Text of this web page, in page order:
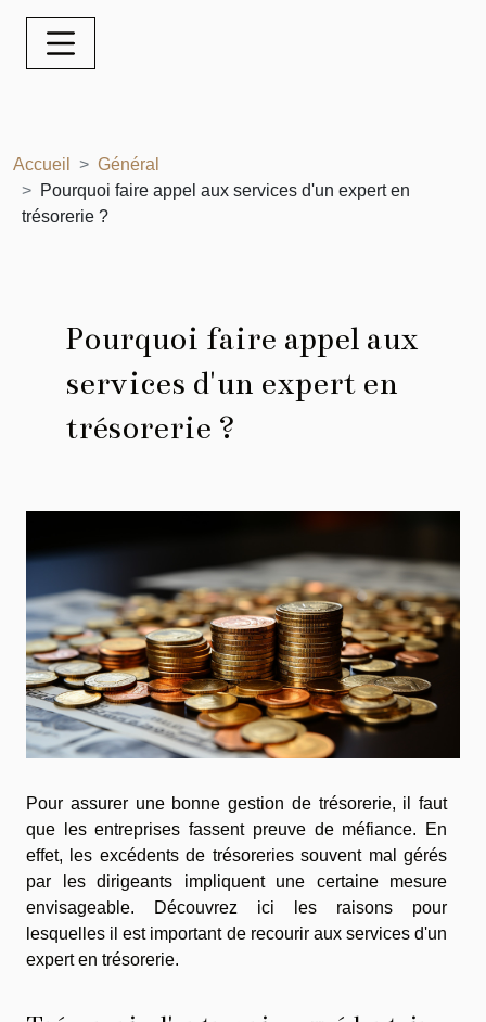
Accueil
Général
Pourquoi faire appel aux services d'un expert en
trésorerie ?
Pourquoi faire appel aux
services d'un expert en
trésorerie ?
Pour assurer une bonne gestion de trésorerie, il faut
que les entreprises fassent preuve de méfiance. En
effet, les excédents de trésoreries souvent mal gérés
par les dirigeants impliquent une certaine mesure
envisageable. Découvrez ici les raisons pour
lesquelles il est important de recourir aux services d'un
expert en trésorerie.